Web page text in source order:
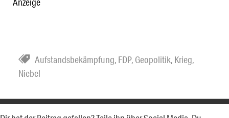
Aufstandsbekämpfung, FDP, Geopolitik, Krieg,
Niebel